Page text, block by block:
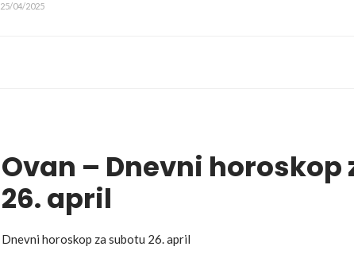
25/04/2025
Ovan – Dnevni horoskop
26. april
Dnevni horoskop za subotu 26. april